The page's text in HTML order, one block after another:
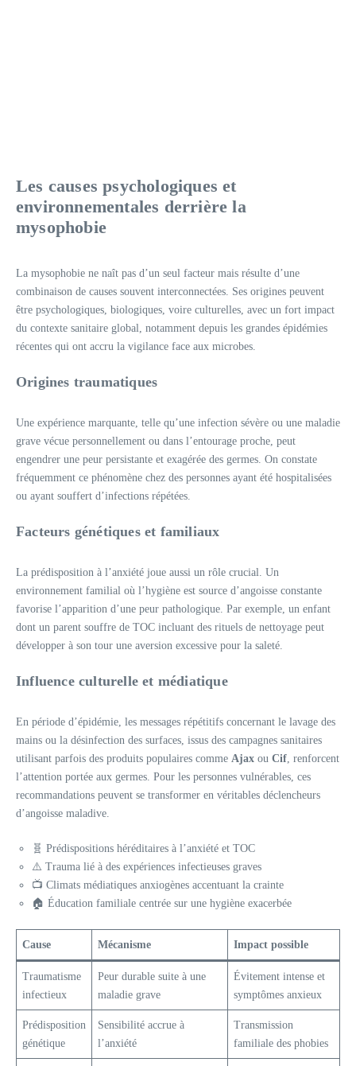
Les causes psychologiques et
environnementales derrière la
mysophobie
La mysophobie ne naît pas d’un seul facteur mais résulte d’une
combinaison de causes souvent interconnectées. Ses origines peuvent
être psychologiques, biologiques, voire culturelles, avec un fort impact
du contexte sanitaire global, notamment depuis les grandes épidémies
récentes qui ont accru la vigilance face aux microbes.
Origines traumatiques
Une expérience marquante, telle qu’une infection sévère ou une maladie
grave vécue personnellement ou dans l’entourage proche, peut
engendrer une peur persistante et exagérée des germes. On constate
fréquemment ce phénomène chez des personnes ayant été hospitalisées
ou ayant souffert d’infections répétées.
Facteurs génétiques et familiaux
La prédisposition à l’anxiété joue aussi un rôle crucial. Un
environnement familial où l’hygiène est source d’angoisse constante
favorise l’apparition d’une peur pathologique. Par exemple, un enfant
dont un parent souffre de TOC incluant des rituels de nettoyage peut
développer à son tour une aversion excessive pour la saleté.
Influence culturelle et médiatique
En période d’épidémie, les messages répétitifs concernant le lavage des
mains ou la désinfection des surfaces, issus des campagnes sanitaires
utilisant parfois des produits populaires comme Ajax ou Cif , renforcent
l’attention portée aux germes. Pour les personnes vulnérables, ces
recommandations peuvent se transformer en véritables déclencheurs
d’angoisse maladive.
🧬 Prédispositions héréditaires à l’anxiété et TOC
⚠️ Trauma lié à des expériences infectieuses graves
📺 Climats médiatiques anxiogènes accentuant la crainte
🏠 Éducation familiale centrée sur une hygiène exacerbée
Cause Mécanisme Impact possible
Traumatisme
infectieux
Peur durable suite à une
maladie grave
Évitement intense et
symptômes anxieux
Prédisposition
génétique
Sensibilité accrue à
l’anxiété
Transmission
familiale des phobies